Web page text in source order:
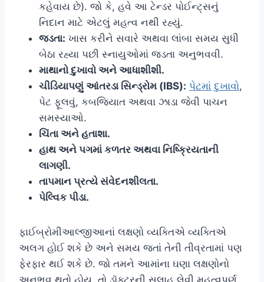
કહેવાય છે). જો કે, હવે આ ટેન્ડર પોઈન્ટ્સનું
નિદાન માટે એટલું મહત્વ નથી રહ્યું.
જડતા: ખાસ કરીને સવારે અથવા લાંબા સમય સુધી
બેઠા રહ્યા પછી સ્નાયુઓમાં જડતા અનુભવવી.
માથાનો દુખાવો અને આધાશીશી.
ચીડિયાપણું આંતરડા સિન્ડ્રોમ (IBS): પેટમાં દુખાવો,
પેટ ફૂલવું, કબજિયાત અથવા ઝાડા જેવી પાચન
સમસ્યાઓ.
ચિંતા અને હતાશા.
હાથ અને પગમાં કળતર અથવા નિષ્ક્રિયતાની
લાગણી.
તાપમાન પ્રત્યે સંવેદનશીલતા.
પેલ્વિક પીડા.
ફાઈબ્રોમીઆલ્જીઆનાં લક્ષણો વ્યક્તિએ વ્યક્તિએ
અલગ હોઈ શકે છે અને સમય જતાં તેની તીવ્રતામાં પણ
ફેરફાર થઈ શકે છે. જો તમને આમાંના ઘણા લક્ષણોનો